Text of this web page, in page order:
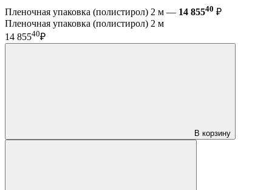
Пленочная упаковка (полистирол) 2 м — 14 85540 ₽
Пленочная упаковка (полистирол) 2 м
14 85540₽
В корзину